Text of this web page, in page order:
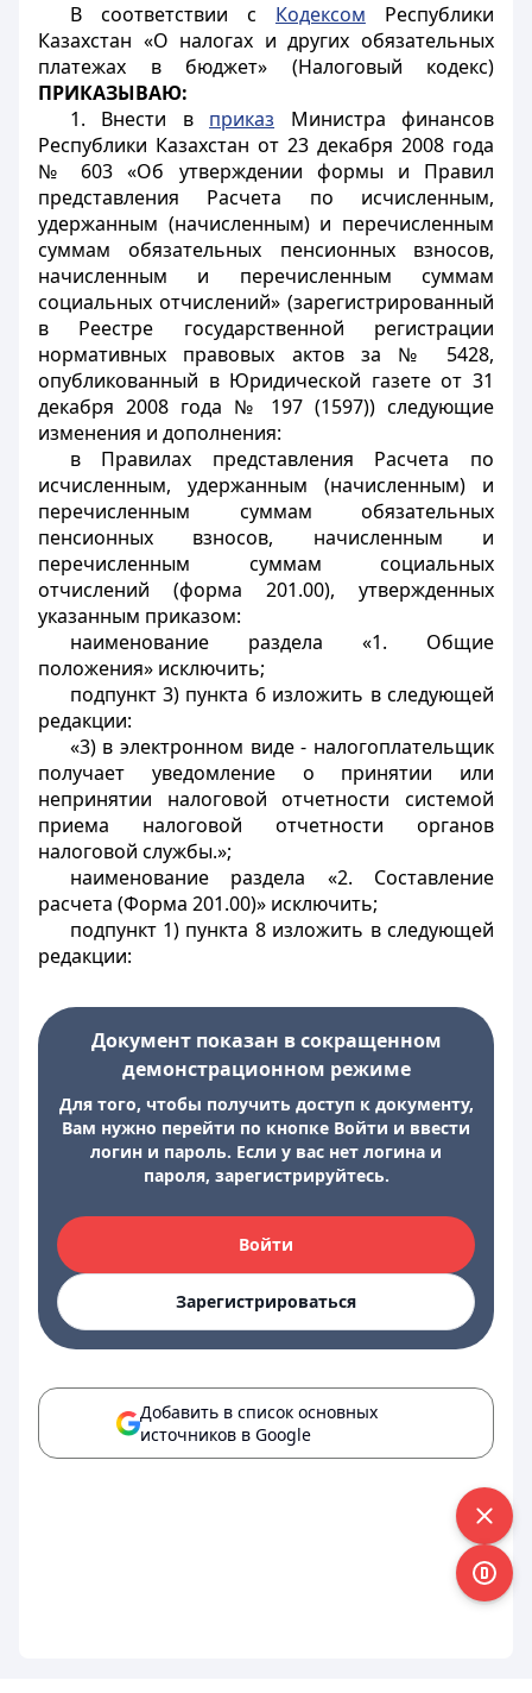
В соответствии с Кодексом Республики
Казахстан «О налогах и других обязательных
платежах в бюджет» (Налоговый кодекс)
ПРИКАЗЫВАЮ:
1. Внести в приказ Министра финансов
Республики Казахстан от 23 декабря 2008 года
№ 603 «Об утверждении формы и Правил
представления Расчета по исчисленным,
удержанным (начисленным) и перечисленным
суммам обязательных пенсионных взносов,
начисленным и перечисленным суммам
социальных отчислений» (зарегистрированный
в Реестре государственной регистрации
нормативных правовых актов за № 5428,
опубликованный в Юридической газете от 31
декабря 2008 года № 197 (1597)) следующие
изменения и дополнения:
в Правилах представления Расчета по
исчисленным, удержанным (начисленным) и
перечисленным суммам обязательных
пенсионных взносов, начисленным и
перечисленным суммам социальных
отчислений (форма 201.00), утвержденных
указанным приказом:
наименование раздела «1. Общие
положения» исключить;
подпункт 3) пункта 6 изложить в следующей
редакции:
«3) в электронном виде - налогоплательщик
получает уведомление о принятии или
непринятии налоговой отчетности системой
приема налоговой отчетности органов
налоговой службы.»;
наименование раздела «2. Составление
расчета (Форма 201.00)» исключить;
подпункт 1) пункта 8 изложить в следующей
редакции:
Документ показан в сокращенном
демонстрационном режиме
Для того, чтобы получить доступ к документу,
Вам нужно перейти по кнопке Войти и ввести
логин и пароль. Если у вас нет логина и
пароля, зарегистрируйтесь.
Войти
Зарегистрироваться
Добавить в список основных
источников в Google